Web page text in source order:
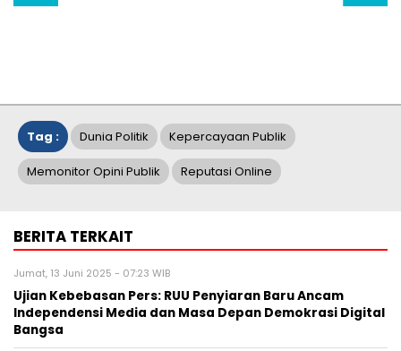
Tag : Dunia Politik Kepercayaan Publik
Memonitor Opini Publik Reputasi Online
BERITA TERKAIT
Jumat, 13 Juni 2025 - 07:23 WIB
Ujian Kebebasan Pers: RUU Penyiaran Baru Ancam
Independensi Media dan Masa Depan Demokrasi Digital
Bangsa